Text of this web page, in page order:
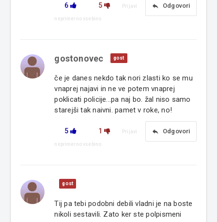
6 5 reply Odgovori
Prijavi
neprimerno vsebino
gostonovec gost
če je danes nekdo tak nori zlasti ko se mu
vnaprej najavi in ne ve potem vnaprej
poklicati policije...pa naj bo. žal niso samo
starejši tak naivni. pamet v roke, no!
5 1 reply Odgovori
Prijavi
neprimerno vsebino
gost
Tij pa tebi podobni debili vladni je na boste
nikoli sestavili. Zato ker ste polpismeni